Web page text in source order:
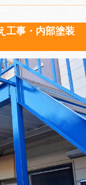
工事・内部塗装